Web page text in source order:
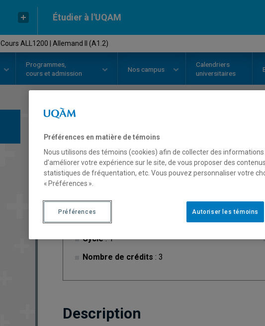
Étudier à l'UQAM
Cours ALL1200 | Allemand II (A1.2)
Programmes,
cours et admission
Nos campus
Calendriers
universitaires
COURS// ALL1200
Description Horaire - Été 2026
Cycle: 1
Nombre de crédits : 3
Description
Préférences en matière de témoins
Nous utilisons des témoins (cookies) afin de collecter des
d’améliorer votre expérience sur le site, de vous proposer des
statistiques de fréquentation, etc. Vous pouvez personnaliser votre
« Préférences ».
Autoriser les témoins
Préférences